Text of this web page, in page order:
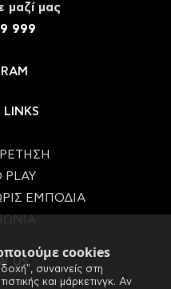
cookies
συναινείς στη
και μάρκετινγκ. Αν
μαζί μας
999
PLAY
ΕΜΠΟΔΙΑ
US